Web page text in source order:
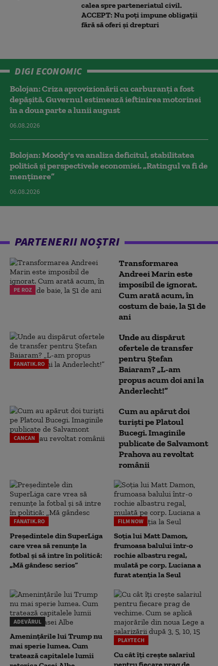
calea spre parteneriatul civil.
ACCEPT: Nu poți impune obligații
fără să oferi și drepturi
DIGI ECONOMIC
Bolojan: Criza aprovizionării cu carburanți a fost
depășită. Guvernul estimează ieftinirea motorinei
în a doua parte a lunii august
06.08.2026
Bolojan: Moody's va analiza deficitul, stabilitatea
politică și perspectivele economiei. „Ratingul va fi de
menținere”
06.08.2026
PARTENERII NOȘTRI
PE ROZ
Transformarea
Andreei Marin este
imposibil de ignorat.
Cum arată acum, în
costum de baie, la 51 de
ani
FANATIK.RO
Unde au dispărut
ofertele de transfer
pentru Ștefan
Baiaram? „L-am
propus acum doi ani la
Anderlecht!”
CANCAN
Cum au apărut doi
turiști pe Platoul
Bucegi. Imaginile
publicate de Salvamont
Prahova au revoltat
românii
FANATIK.RO
Președintele din SuperLiga
care vrea să renunțe la
fotbal și să intre în politică:
„Mă gândesc serios”
FILM NOW
Soția lui Matt Damon,
frumoasa balului într-o
rochie albastru regal,
mulată pe corp. Luciana a
furat atenția la Seul
ADEVĂRUL
Amenințările lui Trump nu
mai sperie lumea. Cum
tratează capitalele lumii
PLAYTECH
Cu cât îți crește salariul
pentru fiecare prag de